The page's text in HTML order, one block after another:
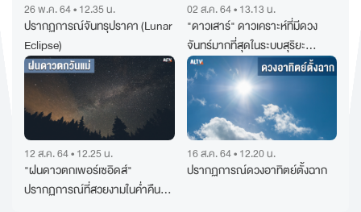
26 พ.ค. 64 • 12.35 น.
ปรากฏการณ์จันทรุปราคา (Lunar
Eclipse)
02 ส.ค. 64 • 13.13 น.
"ดาวเสาร์" ดาวเคราะห์ที่มีดวง
จันทร์มากที่สุดในระบบสุริยะ
จักรวาล
12 ส.ค. 64 • 12.25 น.
"ฝนดาวตกเพอร์เซอิดส์"
ปรากฏการณ์ที่สวยงามในค่ำคืน
16 ส.ค. 64 • 12.20 น.
ปรากฏการณ์ดวงอาทิตย์ตั้งฉาก